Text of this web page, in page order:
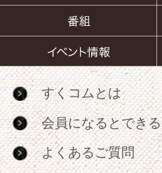
すくコムとは
会員になるとでき
よくあるご質問